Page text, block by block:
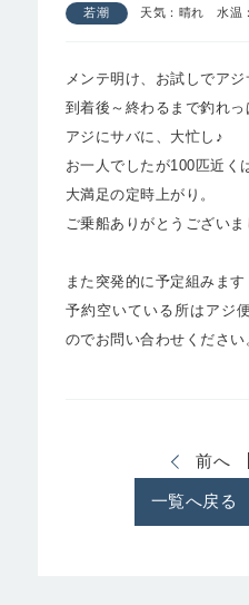
若潮 天気：晴れ 水温
メンテ明け、お試しでアジ
到着後～終わるまで釣れっ
アジにサバに、大忙し♪
お一人でしたが100匹近く
大満足の定時上がり。
ご乗船ありがとうございま
また突発的に予定組みます
予約空いている所はアジ
のでお問い合わせください
一覧へ戻る
前へ